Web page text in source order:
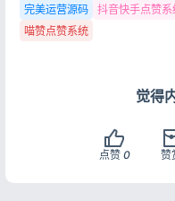
完美运营源码 抖音快手点赞系
喵赞点赞系统
觉得
点赞 0 赞
记住登录